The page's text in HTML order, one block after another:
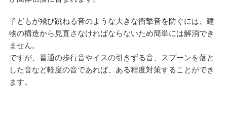
子どもが飛び跳ねる音のような大きな衝撃音を防ぐには、建
物の構造から見直さなければならないため簡単には解消でき
ません。
ですが、普通の歩行音やイスの引きずる音、スプーンを落と
した音など軽度の音であれば、ある程度対策することができ
ます。